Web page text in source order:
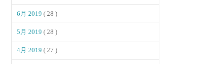
6月 2019( 28 )
5月 2019( 28 )
4月 2019( 27 )